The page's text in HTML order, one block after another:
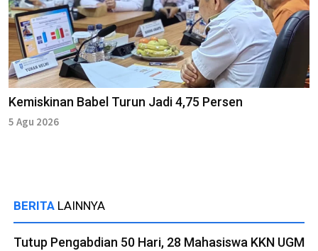
Kemiskinan Babel Turun Jadi 4,75 Persen
5 Agu 2026
BERITA LAINNYA
Tutup Pengabdian 50 Hari, 28 Mahasiswa KKN UGM